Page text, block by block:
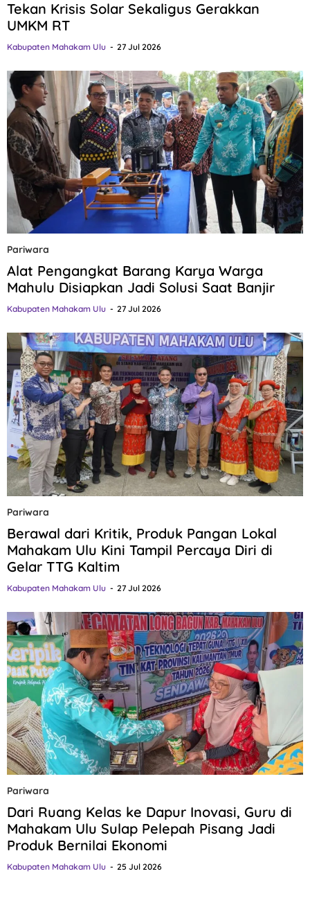
Tekan Krisis Solar Sekaligus Gerakkan
UMKM RT
Kabupaten Mahakam Ulu 27 Jul 2026
Pariwara
Alat Pengangkat Barang Karya Warga
Mahulu Disiapkan Jadi Solusi Saat Banjir
Kabupaten Mahakam Ulu 27 Jul 2026
Pariwara
Berawal dari Kritik, Produk Pangan Lokal
Mahakam Ulu Kini Tampil Percaya Diri di
Gelar TTG Kaltim
Kabupaten Mahakam Ulu 27 Jul 2026
Pariwara
Dari Ruang Kelas ke Dapur Inovasi, Guru di
Mahakam Ulu Sulap Pelepah Pisang Jadi
Produk Bernilai Ekonomi
Kabupaten Mahakam Ulu 25 Jul 2026